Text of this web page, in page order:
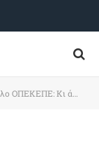
αναβολή στη δίκη Καλφούτζου-Χλύκα (πατέρα και γιου)